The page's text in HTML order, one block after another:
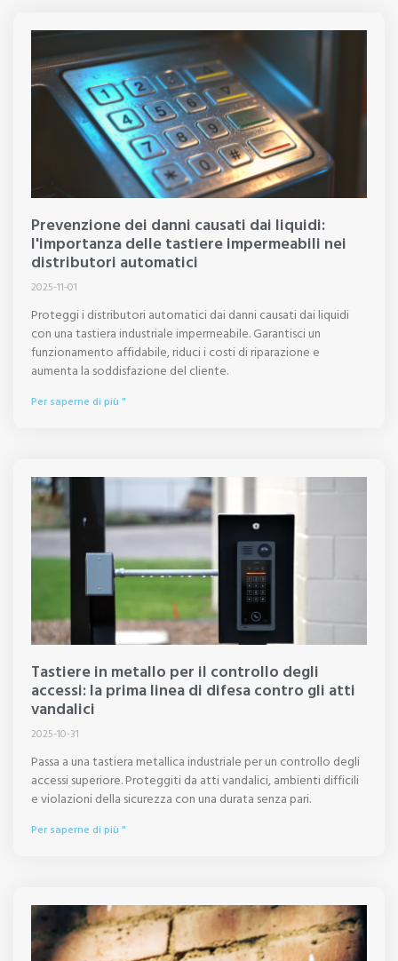
Prevenzione dei danni causati dai liquidi:
l'importanza delle tastiere impermeabili nei
distributori automatici
2025-11-01
Proteggi i distributori automatici dai danni causati dai liquidi
con una tastiera industriale impermeabile. Garantisci un
funzionamento affidabile, riduci i costi di riparazione e
aumenta la soddisfazione del cliente.
Per saperne di più "
Tastiere in metallo per il controllo degli
accessi: la prima linea di difesa contro gli atti
vandalici
2025-10-31
Passa a una tastiera metallica industriale per un controllo degli
accessi superiore. Proteggiti da atti vandalici, ambienti difficili
e violazioni della sicurezza con una durata senza pari.
Per saperne di più "